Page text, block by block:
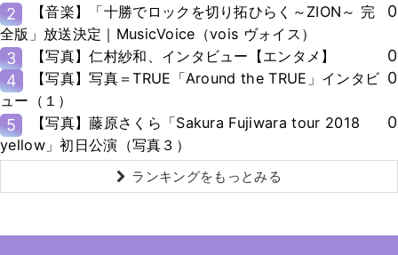
2
【音楽】「十勝でロックを切り拓ひらく～ZION～ 完
全版」放送決定｜MusicVoice（vois ヴォイス）
0
3 【写真】仁村紗和、インタビュー【エンタメ】
0
4
【写真】写真＝TRUE「Around the TRUE」インタビ
ュー（１）
0
5
【写真】藤原さくら「Sakura Fujiwara tour 2018
yellow」初日公演（写真３）
0
ランキングをもっとみる